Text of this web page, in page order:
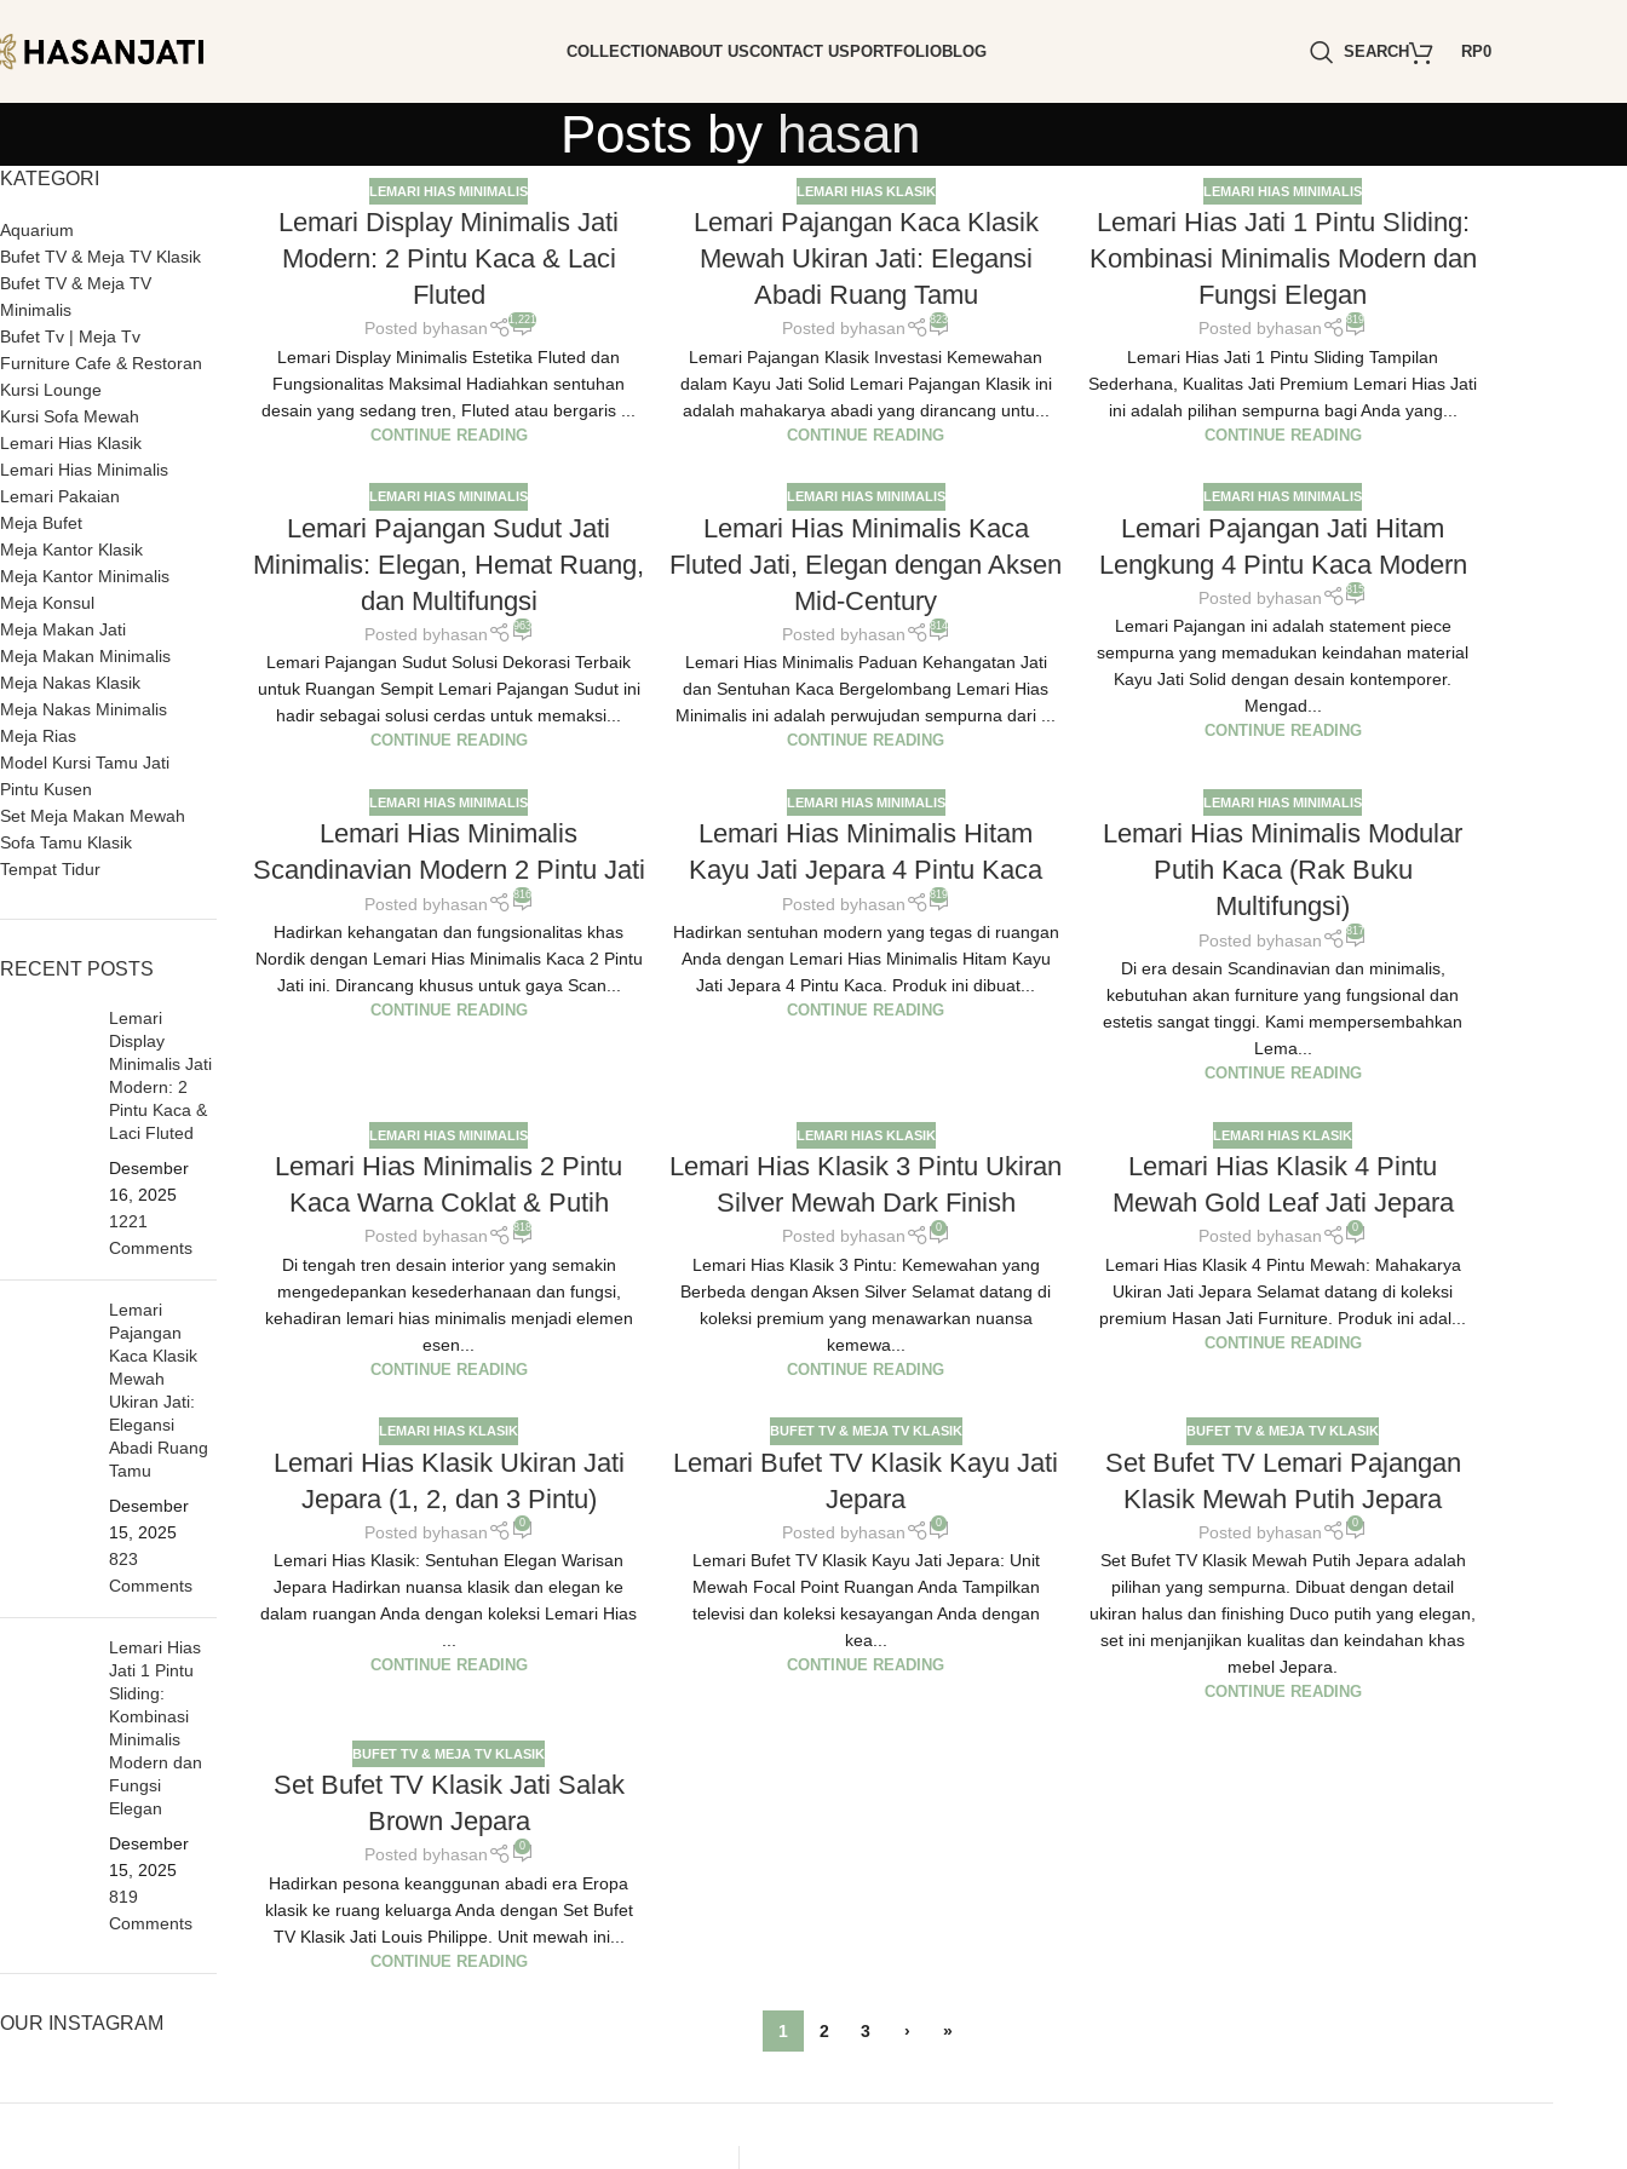
COLLECTIONABOUT USCONTACT US PORTFOLIOBLOG SEARCH RP0
Posts by hasan
KATEGORI
Aquarium
Bufet TV & Meja TV Klasik
Bufet TV & Meja TV
Minimalis
Bufet Tv | Meja Tv
Furniture Cafe & Restoran
Kursi Lounge
Kursi Sofa Mewah
Lemari Hias Klasik
Lemari Hias Minimalis
Lemari Pakaian
Meja Bufet
Meja Kantor Klasik
Meja Kantor Minimalis
Meja Konsul
Meja Makan Jati
Meja Makan Minimalis
Meja Nakas Klasik
Meja Nakas Minimalis
Meja Rias
Model Kursi Tamu Jati
Pintu Kusen
Set Meja Makan Mewah
Sofa Tamu Klasik
Tempat Tidur
RECENT POSTS
Lemari
Display
Minimalis Jati
Modern: 2
Pintu Kaca &
Laci Fluted
Desember
16, 2025
1221
Comments
Lemari
Pajangan
Kaca Klasik
Mewah
Ukiran Jati:
Elegansi
Abadi Ruang
Tamu
Desember
15, 2025
823
Comments
Lemari Hias
Jati 1 Pintu
Sliding:
Kombinasi
Minimalis
Modern dan
Fungsi
Elegan
Desember
15, 2025
819
Comments
OUR INSTAGRAM
LEMARI HIAS MINIMALIS
Lemari Display Minimalis Jati
Modern: 2 Pintu Kaca & Laci
Fluted
Posted byhasan 1,221
Lemari Display Minimalis Estetika Fluted dan
Fungsionalitas Maksimal Hadiahkan sentuhan
desain yang sedang tren, Fluted atau bergaris ...
CONTINUE READING
LEMARI HIAS KLASIK
Lemari Pajangan Kaca Klasik
Mewah Ukiran Jati: Elegansi
Abadi Ruang Tamu
Posted byhasan 823
Lemari Pajangan Klasik Investasi Kemewahan
dalam Kayu Jati Solid Lemari Pajangan Klasik ini
adalah mahakarya abadi yang dirancang untu...
CONTINUE READING
LEMARI HIAS MINIMALIS
Lemari Hias Jati 1 Pintu Sliding:
Kombinasi Minimalis Modern dan
Fungsi Elegan
Posted byhasan 819
Lemari Hias Jati 1 Pintu Sliding Tampilan
Sederhana, Kualitas Jati Premium Lemari Hias Jati
ini adalah pilihan sempurna bagi Anda yang...
CONTINUE READING
LEMARI HIAS MINIMALIS
Lemari Pajangan Sudut Jati
Minimalis: Elegan, Hemat Ruang,
dan Multifungsi
Posted byhasan 963
Lemari Pajangan Sudut Solusi Dekorasi Terbaik
untuk Ruangan Sempit Lemari Pajangan Sudut ini
hadir sebagai solusi cerdas untuk memaksi...
CONTINUE READING
LEMARI HIAS MINIMALIS
Lemari Hias Minimalis Kaca
Fluted Jati, Elegan dengan Aksen
Mid-Century
Posted byhasan 814
Lemari Hias Minimalis Paduan Kehangatan Jati
dan Sentuhan Kaca Bergelombang Lemari Hias
Minimalis ini adalah perwujudan sempurna dari ...
CONTINUE READING
LEMARI HIAS MINIMALIS
Lemari Pajangan Jati Hitam
Lengkung 4 Pintu Kaca Modern
Posted byhasan 815
Lemari Pajangan ini adalah statement piece
sempurna yang memadukan keindahan material
Kayu Jati Solid dengan desain kontemporer.
Mengad...
CONTINUE READING
LEMARI HIAS MINIMALIS
Lemari Hias Minimalis
Scandinavian Modern 2 Pintu Jati
Posted byhasan 816
Hadirkan kehangatan dan fungsionalitas khas
Nordik dengan Lemari Hias Minimalis Kaca 2 Pintu
Jati ini. Dirancang khusus untuk gaya Scan...
CONTINUE READING
LEMARI HIAS MINIMALIS
Lemari Hias Minimalis Hitam
Kayu Jati Jepara 4 Pintu Kaca
Posted byhasan 819
Hadirkan sentuhan modern yang tegas di ruangan
Anda dengan Lemari Hias Minimalis Hitam Kayu
Jati Jepara 4 Pintu Kaca. Produk ini dibuat...
CONTINUE READING
LEMARI HIAS MINIMALIS
Lemari Hias Minimalis Modular
Putih Kaca (Rak Buku
Multifungsi)
Posted byhasan 817
Di era desain Scandinavian dan minimalis,
kebutuhan akan furniture yang fungsional dan
estetis sangat tinggi. Kami mempersembahkan
Lema...
CONTINUE READING
LEMARI HIAS MINIMALIS
Lemari Hias Minimalis 2 Pintu
Kaca Warna Coklat & Putih
Posted byhasan 818
Di tengah tren desain interior yang semakin
mengedepankan kesederhanaan dan fungsi,
kehadiran lemari hias minimalis menjadi elemen
esen...
CONTINUE READING
LEMARI HIAS KLASIK
Lemari Hias Klasik 3 Pintu Ukiran
Silver Mewah Dark Finish
Posted byhasan 0
Lemari Hias Klasik 3 Pintu: Kemewahan yang
Berbeda dengan Aksen Silver Selamat datang di
koleksi premium yang menawarkan nuansa
kemewa...
CONTINUE READING
LEMARI HIAS KLASIK
Lemari Hias Klasik 4 Pintu
Mewah Gold Leaf Jati Jepara
Posted byhasan 0
Lemari Hias Klasik 4 Pintu Mewah: Mahakarya
Ukiran Jati Jepara Selamat datang di koleksi
premium Hasan Jati Furniture. Produk ini adal...
CONTINUE READING
LEMARI HIAS KLASIK
Lemari Hias Klasik Ukiran Jati
Jepara (1, 2, dan 3 Pintu)
Posted byhasan 0
Lemari Hias Klasik: Sentuhan Elegan Warisan
Jepara Hadirkan nuansa klasik dan elegan ke
dalam ruangan Anda dengan koleksi Lemari Hias
CONTINUE READING
BUFET TV & MEJA TV KLASIK
Lemari Bufet TV Klasik Kayu Jati
Jepara
Posted byhasan 0
Lemari Bufet TV Klasik Kayu Jati Jepara: Unit
Mewah Focal Point Ruangan Anda Tampilkan
televisi dan koleksi kesayangan Anda dengan
kea...
CONTINUE READING
BUFET TV & MEJA TV KLASIK
Set Bufet TV Lemari Pajangan
Klasik Mewah Putih Jepara
Posted byhasan 0
Set Bufet TV Klasik Mewah Putih Jepara adalah
pilihan yang sempurna. Dibuat dengan detail
ukiran halus dan finishing Duco putih yang elegan,
set ini menjanjikan kualitas dan keindahan khas
mebel Jepara.
CONTINUE READING
BUFET TV & MEJA TV KLASIK
Set Bufet TV Klasik Jati Salak
Brown Jepara
Posted byhasan 0
Hadirkan pesona keanggunan abadi era Eropa
klasik ke ruang keluarga Anda dengan Set Bufet
TV Klasik Jati Louis Philippe. Unit mewah ini...
CONTINUE READING
1 2 3 › »